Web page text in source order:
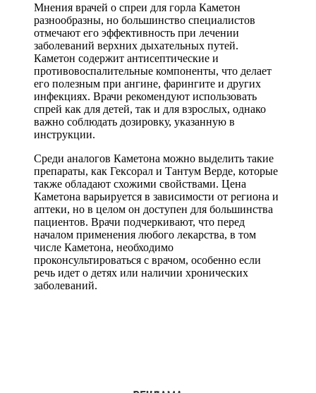
Мнения врачей о спреи для горла Каметон
разнообразны, но большинство специалистов
отмечают его эффективность при лечении
заболеваний верхних дыхательных путей.
Каметон содержит антисептические и
противовоспалительные компоненты, что делает
его полезным при ангине, фарингите и других
инфекциях. Врачи рекомендуют использовать
спрей как для детей, так и для взрослых, однако
важно соблюдать дозировку, указанную в
инструкции.
Среди аналогов Каметона можно выделить такие
препараты, как Гексорал и Тантум Верде, которые
также обладают схожими свойствами. Цена
Каметона варьируется в зависимости от региона и
аптеки, но в целом он доступен для большинства
пациентов. Врачи подчеркивают, что перед
началом применения любого лекарства, в том
числе Каметона, необходимо
проконсультироваться с врачом, особенно если
речь идет о детях или наличии хронических
заболеваний.